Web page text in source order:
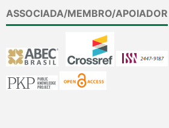
ASSOCIADA/MEMBRO/APOIADOR